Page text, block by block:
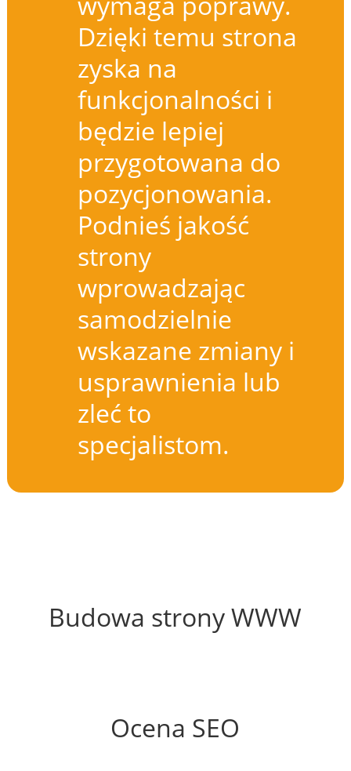
Dzięki temu strona
zyska na
funkcjonalności i
będzie lepiej
przygotowana do
pozycjonowania.
Podnieś jakość
strony
wprowadzając
samodzielnie
wskazane zmiany i
usprawnienia lub
zleć to
specjalistom.
Budowa strony WWW
Ocena SEO